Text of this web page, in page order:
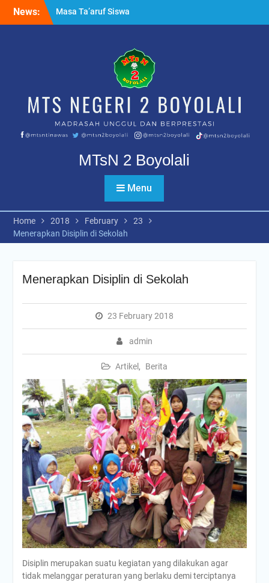
News:
Masa Ta’aruf Siswa
Apel pagi bersama
Kapolsek Nogosari
MTsN 2 Boyolali
Menu
Home 2018 February
23
Menerapkan Disiplin di Sekolah
Menerapkan Disiplin di Sekolah
23 February 2018
admin
Artikel , Berita
Disiplin merupakan suatu kegiatan yang dilakukan agar
tidak melanggar peraturan yang berlaku demi terciptanya